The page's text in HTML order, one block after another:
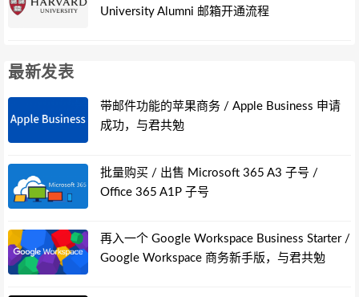
University Alumni 邮箱开通流程
最新发表
带邮件功能的苹果商务 / Apple Business 申请
成功，与君共勉
批量购买 / 出售 Microsoft 365 A3 子号 /
Office 365 A1P 子号
再入一个 Google Workspace Business Starter /
Google Workspace 商务新手版，与君共勉